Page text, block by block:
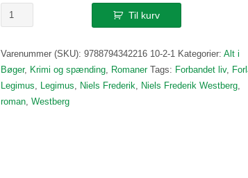
Sommerfuglenes
sang
Til kurv
Varenummer (SKU): 9788794342216 10-2-1 Kategorier: Alt i
Bøger, Krimi og spænding, Romaner Tags: Forbandet liv,
Legimus, Legimus, Niels Frederik, Niels Frederik Westberg,
roman, Westberg